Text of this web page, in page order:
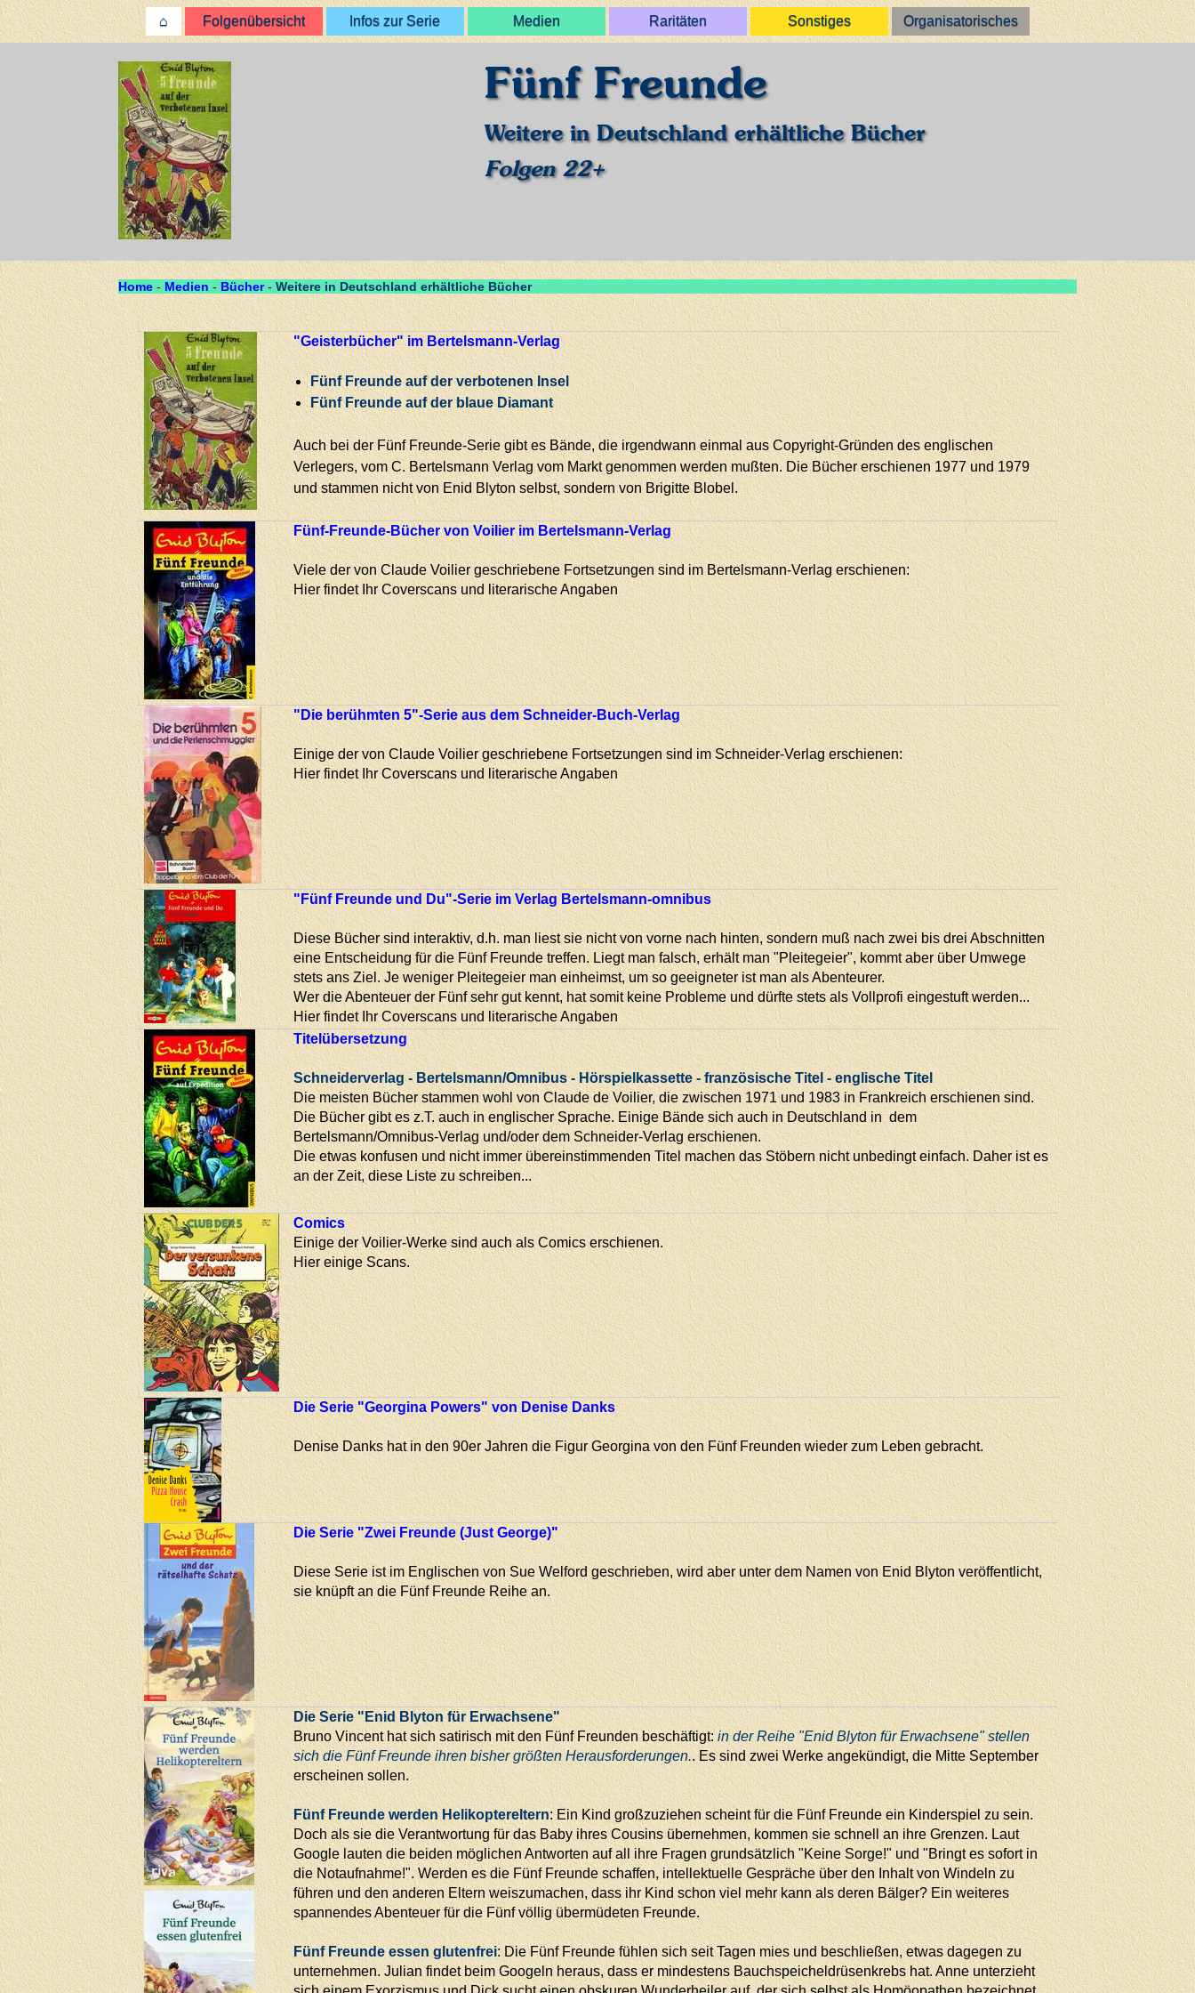
⌂ Folgenübersicht Infos zur Serie Medien Raritäten Sonstiges Organisatorisches
Fünf Freunde
Weitere in Deutschland erhältliche Bücher
Folgen 22+
Home - Medien - Bücher- Weitere in Deutschland erhältliche Bücher
"Geisterbücher" im Bertelsmann-Verlag
Fünf Freunde auf der verbotenen Insel
Fünf Freunde auf der blaue Diamant
Auch bei der Fünf Freunde-Serie gibt es Bände, die irgendwann einmal aus Copyright-Gründen des englischen
Verlegers, vom C. Bertelsmann Verlag vom Markt genommen werden mußten. Die Bücher erschienen 1977 und 1979
und stammen nicht von Enid Blyton selbst, sondern von Brigitte Blobel.
Fünf-Freunde-Bücher von Voilier im Bertelsmann-Verlag
Viele der von Claude Voilier geschriebene Fortsetzungen sind im Bertelsmann-Verlag erschienen:
Hier findet Ihr Coverscans und literarische Angaben
"Die berühmten 5"-Serie aus dem Schneider-Buch-Verlag
Einige der von Claude Voilier geschriebene Fortsetzungen sind im Schneider-Verlag erschienen:
Hier findet Ihr Coverscans und literarische Angaben
"Fünf Freunde und Du"-Serie im Verlag Bertelsmann-omnibus
Diese Bücher sind interaktiv, d.h. man liest sie nicht von vorne nach hinten, sondern muß nach zwei bis drei Abschnitten
eine Entscheidung für die Fünf Freunde treffen. Liegt man falsch, erhält man "Pleitegeier", kommt aber über Umwege
stets ans Ziel. Je weniger Pleitegeier man einheimst, um so geeigneter ist man als Abenteurer.
Wer die Abenteuer der Fünf sehr gut kennt, hat somit keine Probleme und dürfte stets als Vollprofi eingestuft werden...
Hier findet Ihr Coverscans und literarische Angaben
Titelübersetzung
Schneiderverlag - Bertelsmann/Omnibus - Hörspielkassette - französische Titel - englische Titel
Die meisten Bücher stammen wohl von Claude de Voilier, die zwischen 1971 und 1983 in Frankreich erschienen sind.
Die Bücher gibt es z.T. auch in englischer Sprache. Einige Bände sich auch in Deutschland in dem
Bertelsmann/Omnibus-Verlag und/oder dem Schneider-Verlag erschienen.
Die etwas konfusen und nicht immer übereinstimmenden Titel machen das Stöbern nicht unbedingt einfach. Daher ist es
an der Zeit, diese Liste zu schreiben...
Comics
Einige der Voilier-Werke sind auch als Comics erschienen.
Hier einige Scans.
Die Serie "Georgina Powers" von Denise Danks
Denise Danks hat in den 90er Jahren die Figur Georgina von den Fünf Freunden wieder zum Leben gebracht.
Die Serie "Zwei Freunde (Just George)"
Diese Serie ist im Englischen von Sue Welford geschrieben, wird aber unter dem Namen von Enid Blyton veröffentlicht,
sie knüpft an die Fünf Freunde Reihe an.
Die Serie "Enid Blyton für Erwachsene"
Bruno Vincent hat sich satirisch mit den Fünf Freunden beschäftigt:in der Reihe "Enid Blyton für Erwachsene" stellen
sich die Fünf Freunde ihren bisher größten Herausforderungen.. Es sind zwei Werke angekündigt, die Mitte September
erscheinen sollen.
Fünf Freunde werden Helikoptereltern: Ein Kind großzuziehen scheint für die Fünf Freunde ein Kinderspiel zu sein.
Doch als sie die Verantwortung für das Baby ihres Cousins übernehmen, kommen sie schnell an ihre Grenzen. Laut
Google lauten die beiden möglichen Antworten auf all ihre Fragen grundsätzlich "Keine Sorge!" und "Bringt es sofort in
die Notaufnahme!". Werden es die Fünf Freunde schaffen, intellektuelle Gespräche über den Inhalt von Windeln zu
führen und den anderen Eltern weiszumachen, dass ihr Kind schon viel mehr kann als deren Bälger? Ein weiteres
spannendes Abenteuer für die Fünf völlig übermüdeten Freunde.
Fünf Freunde essen glutenfrei: Die Fünf Freunde fühlen sich seit Tagen mies und beschließen, etwas dagegen zu
unternehmen. Julian findet beim Googeln heraus, dass er mindestens Bauchspeicheldrüsenkrebs hat. Anne unterzieht